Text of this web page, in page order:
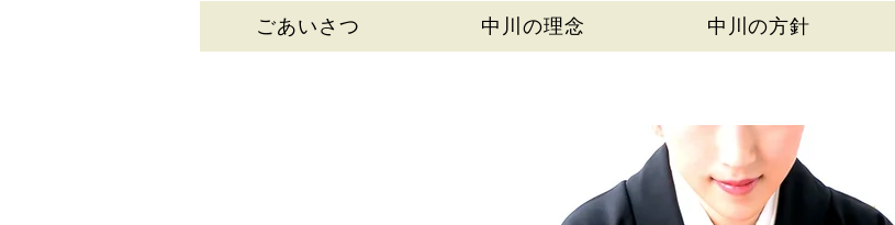
ごあいさつ 中川の理念 中川の方針